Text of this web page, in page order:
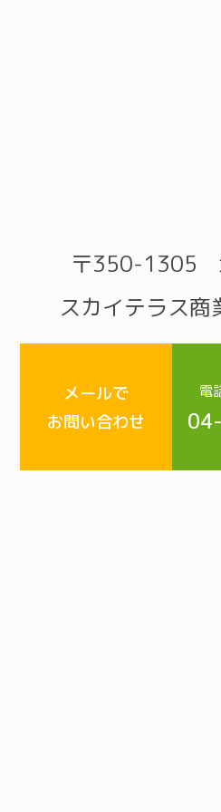
〒350-1305
スカイテラス
メールで
お問い合わせ
電